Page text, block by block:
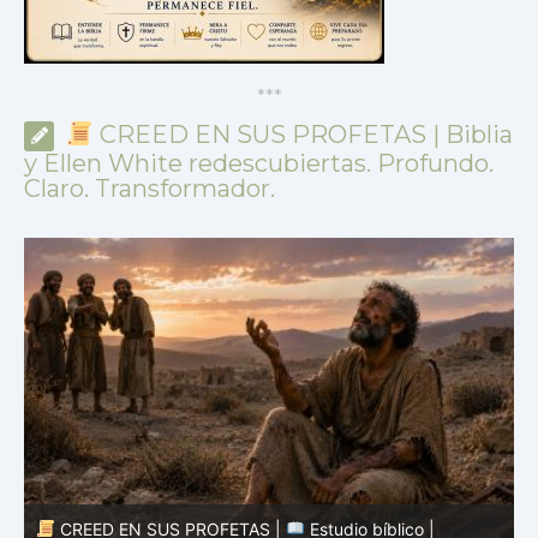
***
CREED EN SUS PROFETAS | Biblia
y Ellen White redescubiertas. Profundo.
Claro. Transformador.
CREED EN SUS PROFETAS |
Estudio bíblico |
25.07.2026 |
Job |
Cap.29 – El recuerdo de tiempos